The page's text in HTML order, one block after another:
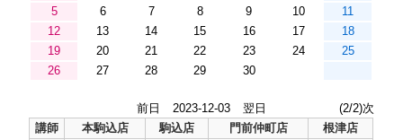
5
6 7 8 9 10
11
12
13 14 15 16 17
18
19
20 21 22 23 24
25
26
27 28 29 30
前日 2023-12-03 翌日
(2/2)次
講師
本駒込店 駒込店 門前仲町店
根津店